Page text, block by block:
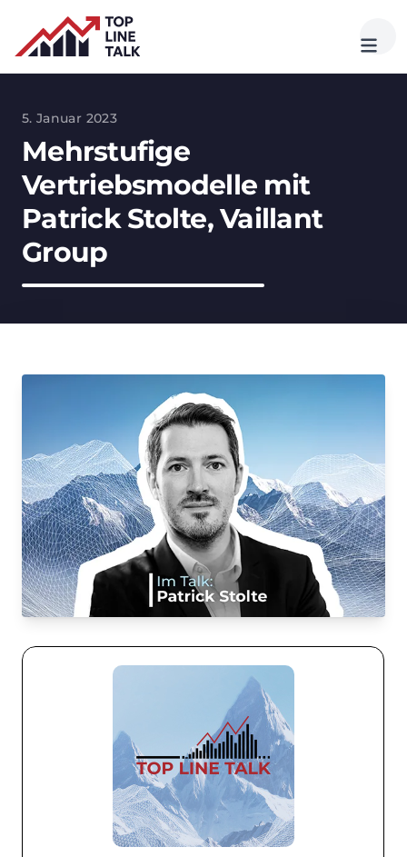
5. Januar 2023
Mehrstufige
Vertriebsmodelle mit
Patrick Stolte, Vaillant
Group